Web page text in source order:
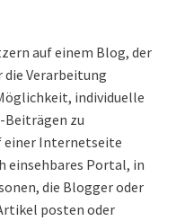
auf einem Blog, der
Verarbeitung
individuelle
zu
einer Internetseite
einsehbares Portal, in
die Blogger oder
posten oder